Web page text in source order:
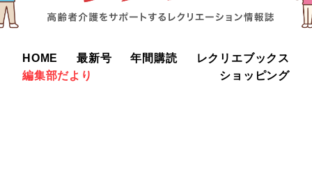
HOME 最新号 年間購読
レクリエブックス
編集部だより
ショッピング